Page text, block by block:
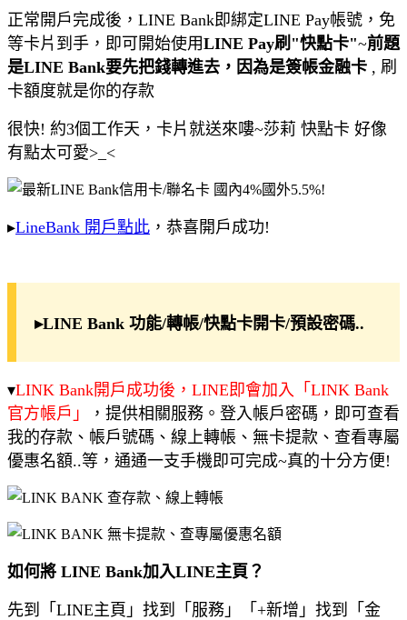
正常開戶完成後，LINE Bank即綁定LINE Pay帳號，免
等卡片到手，即可開始使用LINE Pay刷"快點卡"~前題
是LINE Bank要先把錢轉進去，因為是簽帳金融卡 , 刷
卡額度就是你的存款
很快! 約3個工作天，卡片就送來嘍~莎莉 快點卡 好像
有點太可愛>_<
​​​​​​▸LineBank 開戶點此 ，恭喜開戶成功!
▸LINE Bank 功能/轉帳/快點卡開卡/預設密碼..
▾LINK Bank開戶成功後，LINE即會加入「LINK Bank
官方帳戶」
，提供相關服務。登入帳戶密碼，即可查看
我的存款、帳戶號碼、線上轉帳、無卡提款、查看專屬
優惠名額..等，通通一支手機即可完成~真的十分方便!
如何將 LINE Bank加入LINE主頁？
先到「LINE主頁」找到「服務」「+新增」找到「金